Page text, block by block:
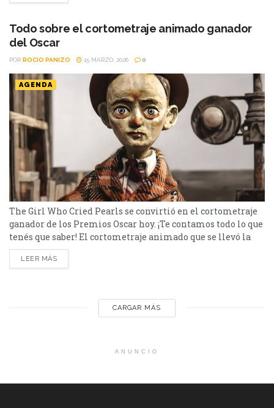
Edición...
Todo sobre el cortometraje animado ganador
del Oscar
POR ROCIO PANIZO 15 MARZO, 2026 0
AGENDA
The Girl Who Cried Pearls se convirtió en el cortometraje
ganador de los Premios Oscar hoy. ¡Te contamos todo lo que
tenés que saber! El cortometraje animado que se llevó la
estatuilla a Mejor cortometraje animado en la ceremonia
de los Premios Oscar es The Girl Who Cried Pearls o La
LEER MÁS
CARGAR MÁS
ANUNCIO